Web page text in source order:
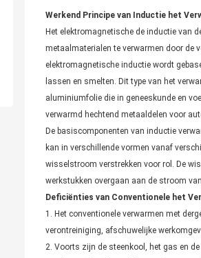
Werkend Principe van Inductie het
Het elektromagnetische de inductie van
metaalmaterialen te verwarmen door de
elektromagnetische inductie wordt
lassen en smelten. Dit type van het
aluminiumfolie die in geneeskunde en
verwarmd hechtend metaaldelen voor
De basiscomponenten van inductie
kan in verschillende vormen vanaf
wisselstroom verstrekken voor rol. De
werkstukken overgaan aan de stroom
Deficiënties van Conventionele het
1. Het conventionele verwarmen met
verontreiniging, afschuwelijke
2. Voorts zijn de steenkool, het gas en